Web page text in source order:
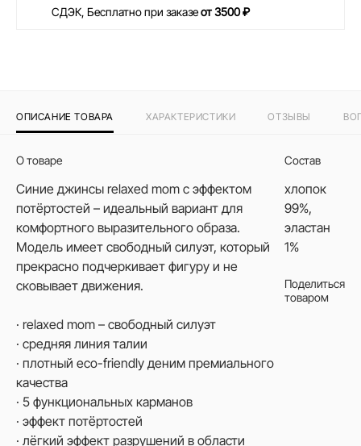
СДЭК, Бесплатно при заказеот 3500 ₽
ОПИСАНИЕ ТОВАРА ХАРАКТЕРИСТИКИ ОТЗЫВЫ
О товаре
Синие джинсы relaxed mom с эффектом
потёртостей – идеальный вариант для
комфортного выразительного образа.
Модель имеет свободный силуэт, который
прекрасно подчеркивает фигуру и не
сковывает движения.
· relaxed mom – свободный силуэт
· средняя линия талии
· плотный eco-friendly деним премиального
качества
· 5 функциональных карманов
· эффект потёртостей
· лёгкий эффект разрушений в области
Состав
хлопок
99%,
эластан
1%
Поделиться
товаром